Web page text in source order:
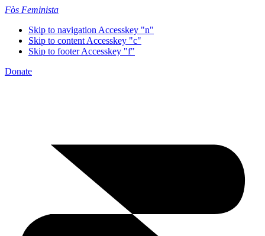
Fòs Feminista
Skip to navigation Accesskey "n"
Skip to content Accesskey "c"
Skip to footerAccesskey "f"
Donate